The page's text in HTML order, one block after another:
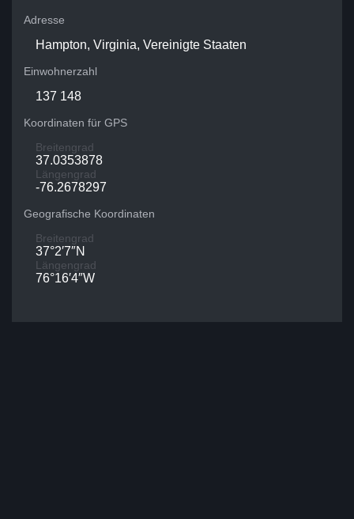
Adresse
Hampton, Virginia, Vereinigte Staaten
Einwohnerzahl
137 148
Koordinaten für GPS
Breitengrad
37.0353878
Längengrad
-76.2678297
Geografische Koordinaten
Breitengrad
37°2′7″N
Längengrad
76°16′4″W